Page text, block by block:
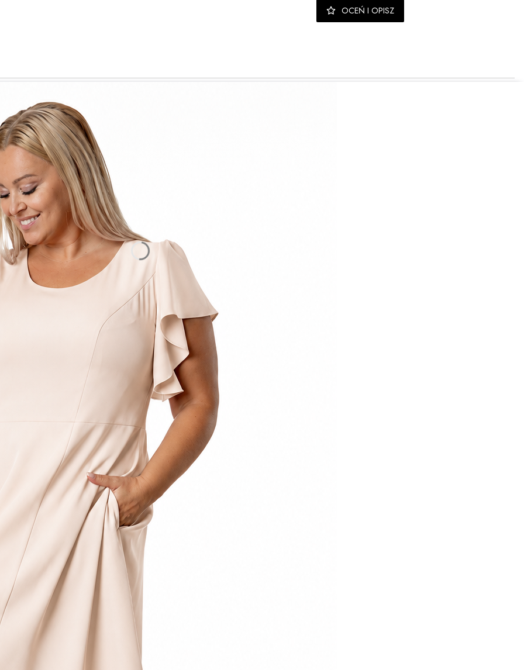
OCEŃ I OPISZ
Newsletter
Podaj swój adres e-mail, jeżeli chcesz otrzymywać informacje o
nowościach i promocjach.
DOŁĄCZ DO NEWSLETTERA
Zapisując się, akceptujesz nasz
się zgodnie z
Polityką prywatności